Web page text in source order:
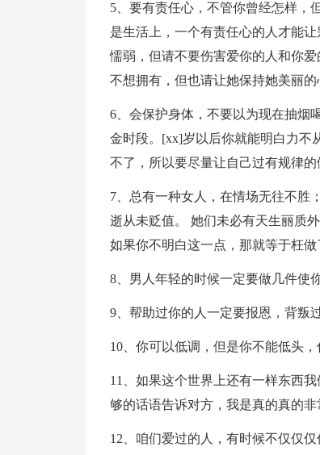
5、要有责任心，不管你曾经怎样，
是生活上，一个有责任心的人才能
懦弱，但请不要伤害爱你的人和你
不想拥有，但也请让她保持她美丽的
6、会保护身体，不要以为现在抽烟
金时段。[xx]岁以后你就能明白力不
不了，所以要尽量让自己过有规律的
7、总有一种女人，在情场无往不胜
逝从未贬值。 她们未必有天生丽质
如果你不明白这一点，那就等于枉做
8、男人年轻的时候一定要做几件使
9、帮助过你的人一定要报恩，背叛
10、你可以低调，但是你不能低头
11、如果这个世界上还有一样东西
够的话语告诉对方，我是真的真的非
12、咱们爱过的人，有时候不仅仅